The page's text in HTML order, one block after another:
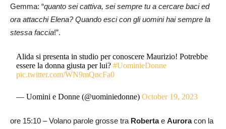
Gemma: “quanto sei cattiva, sei sempre tu a cercare baci ed
ora attacchi Elena? Quando esci con gli uomini hai sempre la
stessa faccia!”.
Alida si presenta in studio per conoscere Maurizio! Potrebbe
essere la donna giusta per lui?#UominieDonne
pic.twitter.com/WN9mQncFa0
— Uomini e Donne (@uominiedonne)October 19, 2023
ore 15:10 – Volano parole grosse tra Robertae Auroracon la